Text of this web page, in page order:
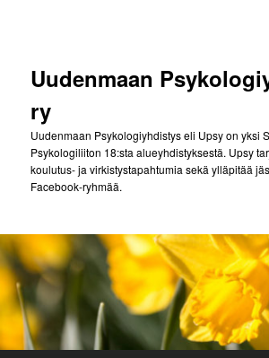
Uudenmaan
ry
Uudenmaan Psykologiyhdistys eli Upsy on yksi
Psykologiliiton 18:sta alueyhdistyksestä. Upsy
koulutus- ja virkistystapahtumia sekä ylläpitää
Facebook-ryhmää.